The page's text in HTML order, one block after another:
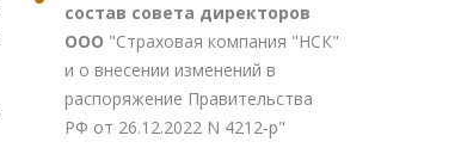
состав совета директоров
ООО "Страховая компания "НСК"
и о внесении изменений в
распоряжение Правительства
РФ от 26.12.2022 N 4212-р"